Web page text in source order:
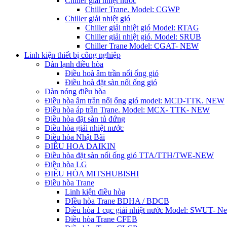
Chiller Trane. Model: CGWP
Chiller giải nhiệt gió
Chiller giải nhiệt gió Model: RTAG
Chiller giải nhiệt gió. Model: SRUB
Chiller Trane Model: CGAT- NEW
Linh kiện thiết bị công nghiệp
Dàn lạnh điều hòa
Điều hoà âm trần nối ống gió
Điều hoà đặt sàn nối ống gió
Dàn nóng điều hòa
Điều hòa âm trần nối ống gió model: MCD-TTK. NEW
Điều hòa áp trần Trane. Model: MCX- TTK- NEW
Điều hòa đặt sàn tủ đứng
Điều hòa giải nhiệt nước
Điều hòa Nhật Bãi
ĐIÊU HOA DAIKIN
Điều hòa đặt sàn nối ống gió TTA/TTH/TWE-NEW
Điều hòa LG
ĐIỀU HÒA MITSHUBISHI
Điều hòa Trane
Linh kiện điều hòa
ĐIều hòa Trane BDHA / BDCB
Điều hòa 1 cục giải nhiệt nước Model: SWUT-
Điều hòa Trane CFEB